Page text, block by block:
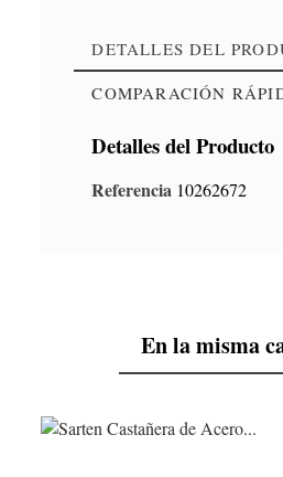
DETALLES DEL
COMPARACIÓN
Detalles del Producto
Referencia 10262672
3,77 €
En la misma